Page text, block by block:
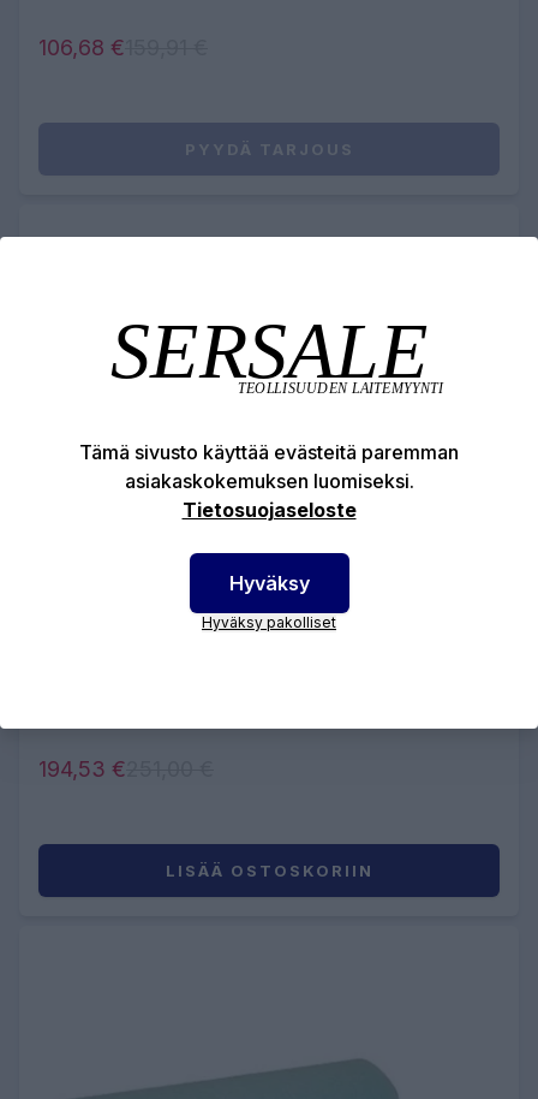
106,68 €
PYYDÄ TARJOUS
194,53 €
LISÄÄ OSTOSKORIIN
Tämä sivusto käyttää evästeitä paremman
asiakaskokemuksen luomiseksi.
Tietosuojaseloste
Hyväksy
Hyväksy pakolliset